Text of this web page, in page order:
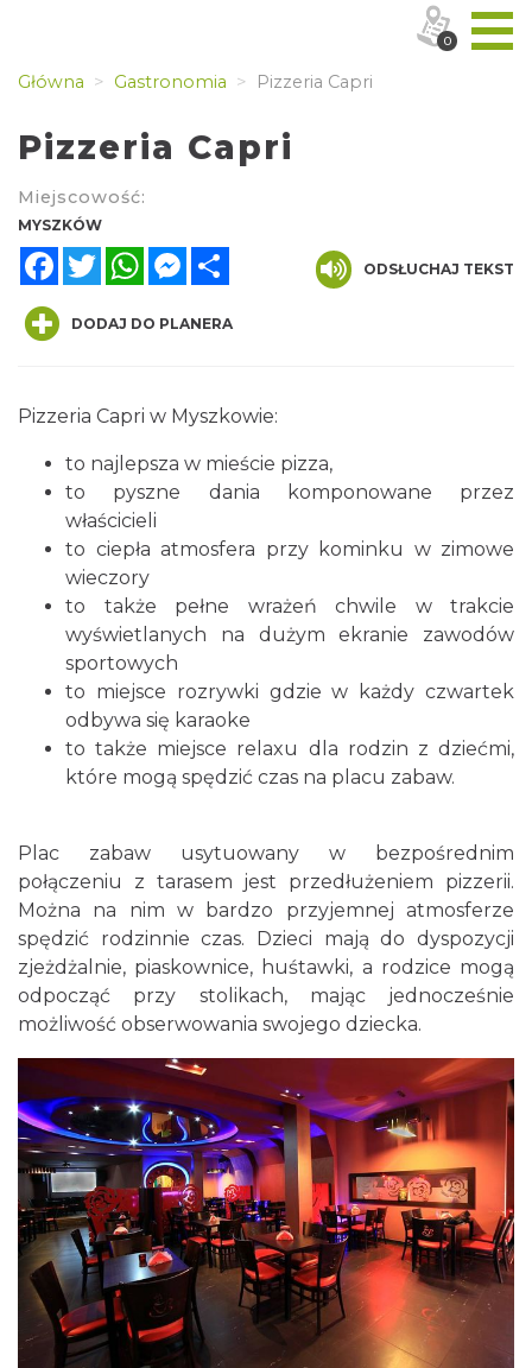
Główna Gastronomia Pizzeria Capri
Pizzeria Capri
Miejscowość:
MYSZKÓW
FacebookTwitterWhatsAppMessenger
ODSŁUCHAJ TEKST
DODAJ DO PLANERA
Pizzeria Capri w Myszkowie:
to najlepsza w mieście pizza,
to pyszne dania komponowane przez
właścicieli
to ciepła atmosfera przy kominku w zimowe
wieczory
to także pełne wrażeń chwile w trakcie
wyświetlanych na dużym ekranie zawodów
sportowych
to miejsce rozrywki gdzie w każdy czwartek
odbywa się karaoke
to także miejsce relaxu dla rodzin z dziećmi,
które mogą spędzić czas na placu zabaw.
Plac zabaw usytuowany w bezpośrednim
połączeniu z tarasem jest przedłużeniem pizzerii.
Można na nim w bardzo przyjemnej atmosferze
spędzić rodzinnie czas. Dzieci mają do dyspozycji
zjeżdżalnie, piaskownice, huśtawki, a rodzice mogą
odpocząć przy stolikach, mając jednocześnie
możliwość obserwowania swojego dziecka.
0